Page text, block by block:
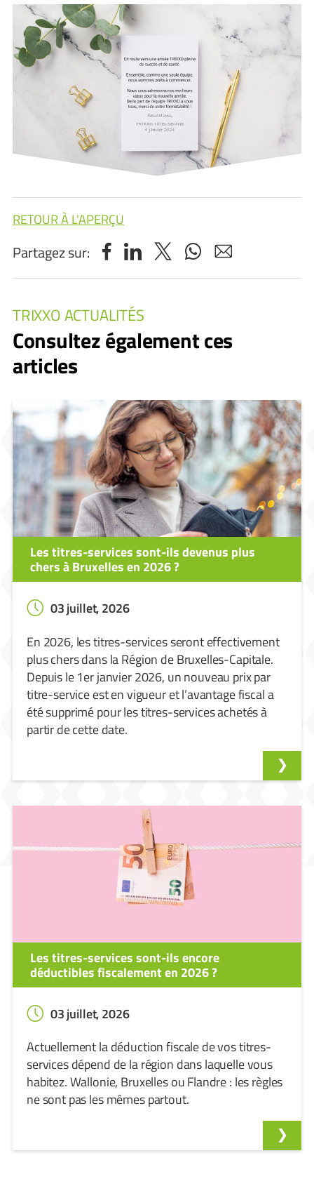
RETOUR À L'APERÇU
Partagez sur:
TRIXXO ACTUALITÉS
Consultez également ces
articles
Les titres-services sont-ils devenus plus
chers à Bruxelles en 2026 ?
03 juillet, 2026
En 2026, les titres-services seront effectivement
plus chers dans la Région de Bruxelles-Capitale.
Depuis le 1er janvier 2026, un nouveau prix par
titre-service est en vigueur et l’avantage fiscal a
été supprimé pour les titres-services achetés à
partir de cette date.
Les titres-services sont-ils encore
déductibles fiscalement en 2026 ?
03 juillet, 2026
Actuellement la déduction fiscale de vos titres-
services dépend de la région dans laquelle vous
habitez. Wallonie, Bruxelles ou Flandre : les règles
ne sont pas les mêmes partout.